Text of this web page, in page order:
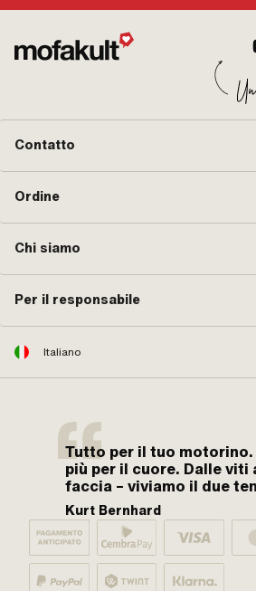
Contatto
Ordine
Chi siamo
Per il responsabile
Italiano
Tutto per il tuo motorino.
più per il cuore. Dalle viti
faccia – viviamo il due
Kurt Bernhard